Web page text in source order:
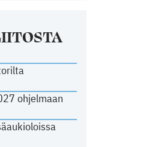
ohjelmaan